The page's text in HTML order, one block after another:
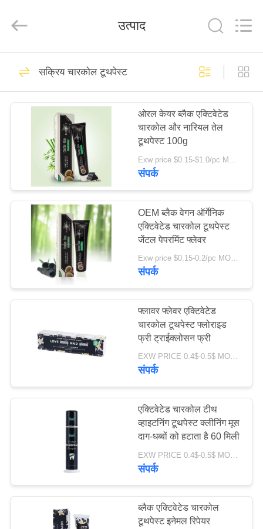
उत्पादों
बारे
कारखाना
नियंत्रण
करें
अनुरोध
CARE
CENTER.
ओरल केयर टूथपेस्ट
150
दांत सफेद करने वाले
टूथपेस्ट
58
फलों का स्वाद टूथपेस्ट
सक्रिय चारकोल टूथपेस्ट
18
उत्पाद
सक्रिय चारकोल टूथपेस्ट
ओरल केयर ब्लैक एक्टिवेटेड
चारकोल और नारियल तेल
टूथपेस्ट 100g
Exw price $0.15-$1.0/pc MOQ:500 पीसी -30000 पीसी
संपर्क
OEM ब्लैक वेगन ऑर्गेनिक
एक्टिवेटेड चारकोल टूथपेस्ट
जेंटल पेपरमिंट फ्लेवर
Exw price $0.15-0.2/pc MOQ:500 पीसी -30000 पीसी
संपर्क
फ्लावर फ्लेवर एक्टिवेटेड
चारकोल टूथपेस्ट फ्लोराइड
फ्री ट्राईक्लोसन फ्री
EXW PRICE 0.4$-0.5$ MOQ:500 पीसी -30000 पीसी
संपर्क
एक्टिवेटेड चारकोल टीथ
व्हाइटनिंग टूथपेस्ट क्लीनिंग मूस
दाग-धब्बों को हटाता है 60 मिली
संपर्क
ब्लैक एक्टिवेटेड चारकोल
टूथपेस्ट इनेमल रिपेयर